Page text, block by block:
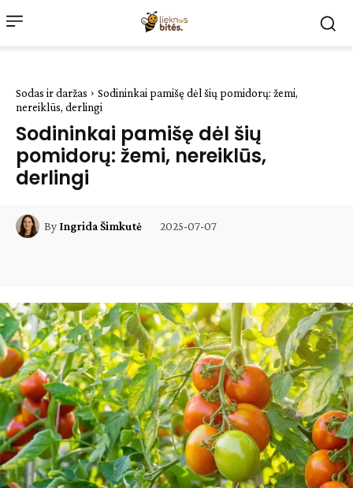
Sodas ir daržas
Sodininkai pamišę dėl šių pomidorų: žemi,
nereiklūs, derlingi
Sodininkai pamišę dėl šių
pomidorų: žemi, nereiklūs,
derlingi
By Ingrida Šimkutė 2025-07-07